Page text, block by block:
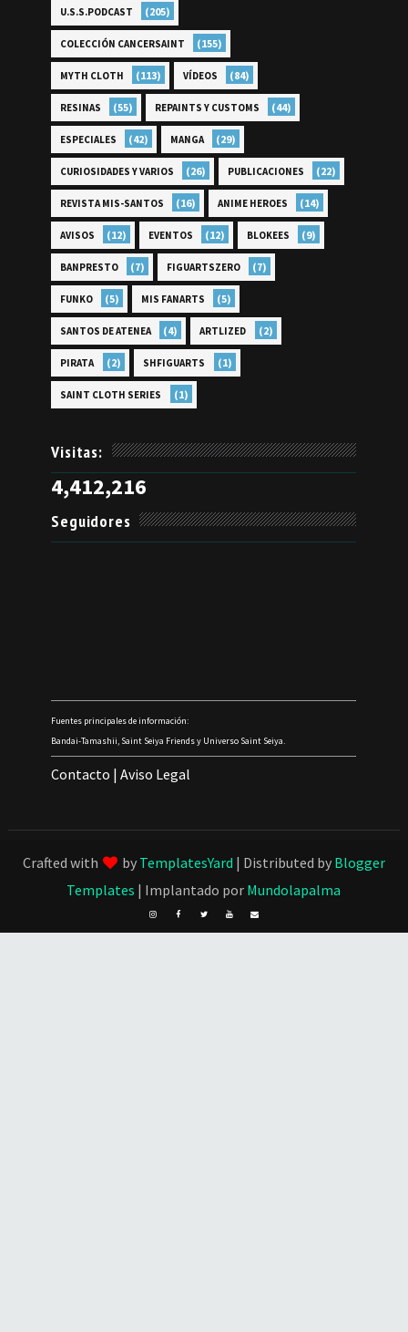
U.S.S.PODCAST (205)
COLECCIÓN CANCERSAINT (155)
MYTH CLOTH (113) VÍDEOS (84)
RESINAS (55) REPAINTS Y CUSTOMS (44)
ESPECIALES (42) MANGA (29)
CURIOSIDADES Y VARIOS (26) PUBLICACIONES (22)
REVISTA MIS-SANTOS (16) ANIME HEROES (14)
AVISOS (12) EVENTOS (12) BLOKEES (9)
BANPRESTO (7) FIGUARTSZERO (7)
FUNKO (5) MIS FANARTS (5)
SANTOS DE ATENEA (4) ARTLIZED (2)
PIRATA (2) SHFIGUARTS (1)
SAINT CLOTH SERIES (1)
Visitas:
4,412,216
Seguidores
Fuentes principales de información:
Bandai-Tamashii, Saint Seiya Friends y Universo Saint Seiya.
Contacto |Aviso Legal
Crafted with by TemplatesYard | Distributed by Blogger
Templates | Implantado por Mundolapalma